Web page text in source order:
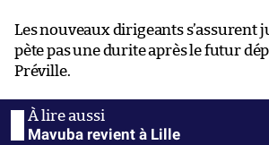
Les nouveaux dirigeants s’assurent
pète pas une durite après le futur
Préville.
Mavuba revient à Lille